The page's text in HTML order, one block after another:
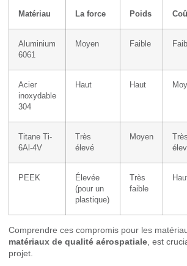
Matériau La force Poids
Aluminium
6061
Moyen Faible
Acier
inoxydable
304
Haut Haut
Titane Ti-
6Al-4V
Très
élevé
Moyen
Très
PEEK
Élevée
(pour un
plastique)
Très
faible
Comprendre ces compromis pour les
matériaux de qualité aérospatiale, est
projet.